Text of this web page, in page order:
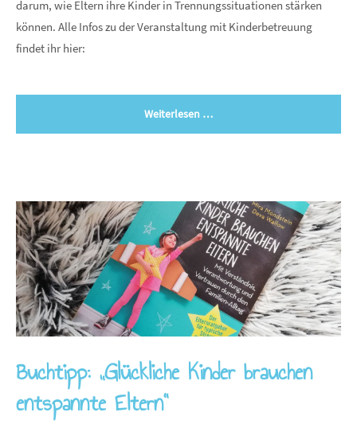
darum, wie Eltern ihre Kinder in Trennungssituationen stärken
können. Alle Infos zu der Veranstaltung mit Kinderbetreuung
findet ihr hier:
Weiterlesen …
Buchtipp: „Glückliche Kinder brauchen
entspannte Eltern“